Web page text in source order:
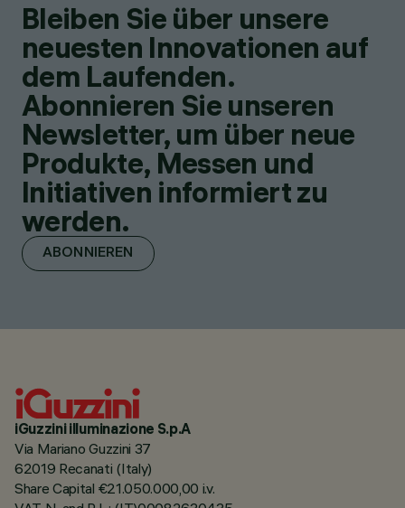
Bleiben Sie über unsere
neuesten Innovationen auf
dem Laufenden.
Abonnieren Sie unseren
Newsletter, um über neue
Produkte, Messen und
Initiativen informiert zu
werden.
ABONNIEREN
iGuzzini illuminazione S.p.A
Via Mariano Guzzini 37
62019 Recanati (Italy)
Share Capital €21.050.000,00 i.v.